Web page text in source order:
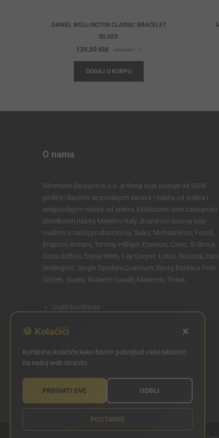
DANIEL WELLINGTON CLASSIC BRACELET
SILVER
155,00KM
price
155,00 KM.
139,50 KM
price
139,50 KM.
DODAJ U KORPU
O nama
Silverland Sarajevo d.o.o. je firma koja posluje od 2008
godine i bavimo se prodajom satova i nakita od srebra i
veleprodajom nakita od srebra.Ekskluzivni smo zastupnici
distributeri nakita Maestro Italy. Brand-ovi satova koje
nudimo u našoj prodavnici su, Seiko, Michael Kors, Fossil, ,
Emporio Armani, Tommy Hilfiger, Essence, Casio, G-Shock,
Casio Edifice, Dainel Klein, Lee Cooper, Lorus ,Nautica,
Wellington, Sergio Tacchini,Quantum, Santa Barbara Polo,
Citizen, Guess, Roberto Cavalli, Maserati, Tissot.
Uvjeti korištenja
Politika kolačića
POSTAVKE KOLAČIĆA
🍪 Kolačići ×
Koristimo kolačiće kako bismo poboljšali vaše iskustvo
na našoj web stranici.
PRIHVATI SVE ODBIJ
POSTAVKE